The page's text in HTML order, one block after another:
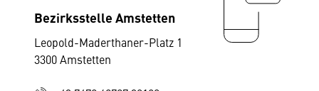
Bezirksstelle Amstetten
Leopold-Maderthaner-Platz 1
3300 Amstetten